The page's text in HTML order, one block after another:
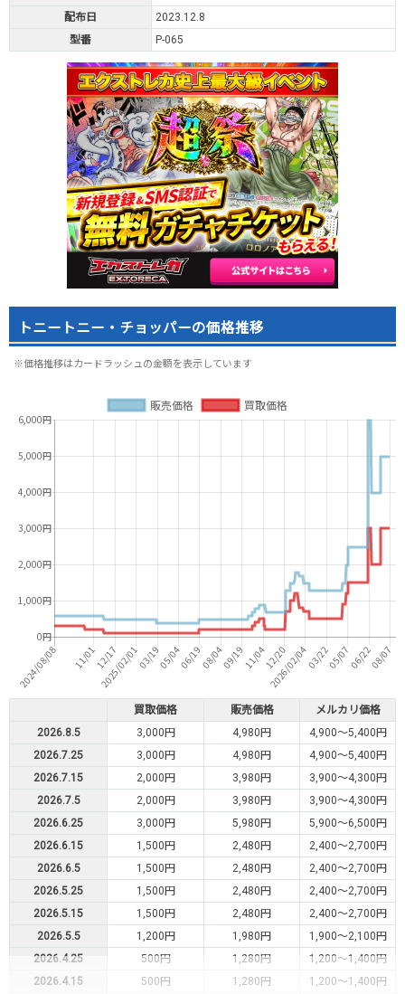
配布日
2023.12.8
型番
P-065
トニートニー・チョッパーの価格推移
※価格推移はカードラッシュの金額を表示しています
買取価格 販売価格
メルカリ価格
2026.8.5
3,000円 4,980円
4,900～5,400円
2026.7.25
3,000円 4,980円
4,900～5,400円
2026.7.15
2,000円 3,980円
3,900～4,300円
2026.7.5
2,000円 3,980円
3,900～4,300円
2026.6.25
3,000円 5,980円
5,900～6,500円
2026.6.15
1,500円 2,480円
2,400～2,700円
2026.6.5
1,500円 2,480円
2,400～2,700円
2026.5.25
1,500円 2,480円
2,400～2,700円
2026.5.15
1,500円 2,480円
2,400～2,700円
2026.5.5
1,200円 1,980円
1,900～2,100円
2026.4.25
500円 1,280円
1,200～1,400円
2026.4.15
500円 1,280円
1,200～1,400円